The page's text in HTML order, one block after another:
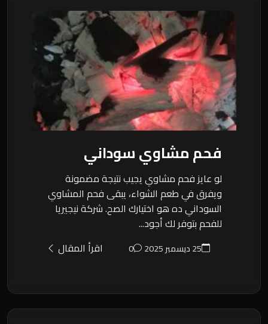
فحم مشاوي سوداني
لو عايز فحم مشاوي يجيب نتيجة مضمونة
ويفرق في طعم الشواء، يبقى فحم المشاوي
السوداني ده هو اختيارك الصح. شركة نيجيريا
للفحم بتوفر لك أجود...
25 ديسمبر 2025 0 اقرأ المقال